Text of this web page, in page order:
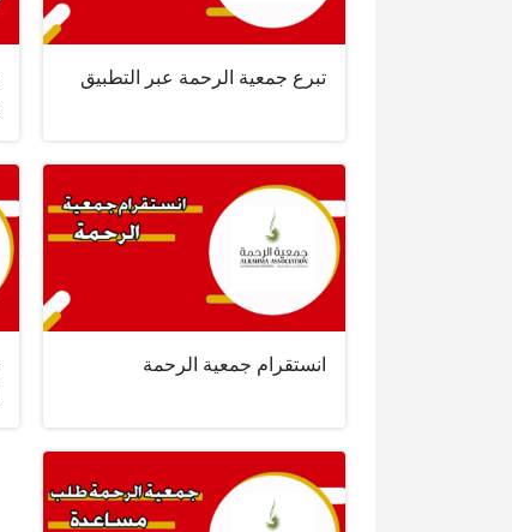
تبرع جمعية الرحمة عبر التطبيق
انستقرام جمعية الرحمة